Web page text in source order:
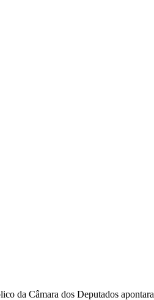
da Câmara dos Deputados